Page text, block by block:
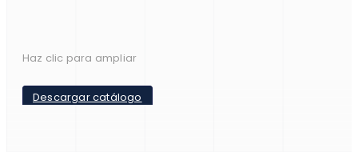
Haz clic para ampliar
Descargar catálogo